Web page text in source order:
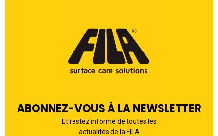
ABONNEZ-VOUS À LA NEWSLETTER
Et restez informé de toutes les
actualités de la FILA